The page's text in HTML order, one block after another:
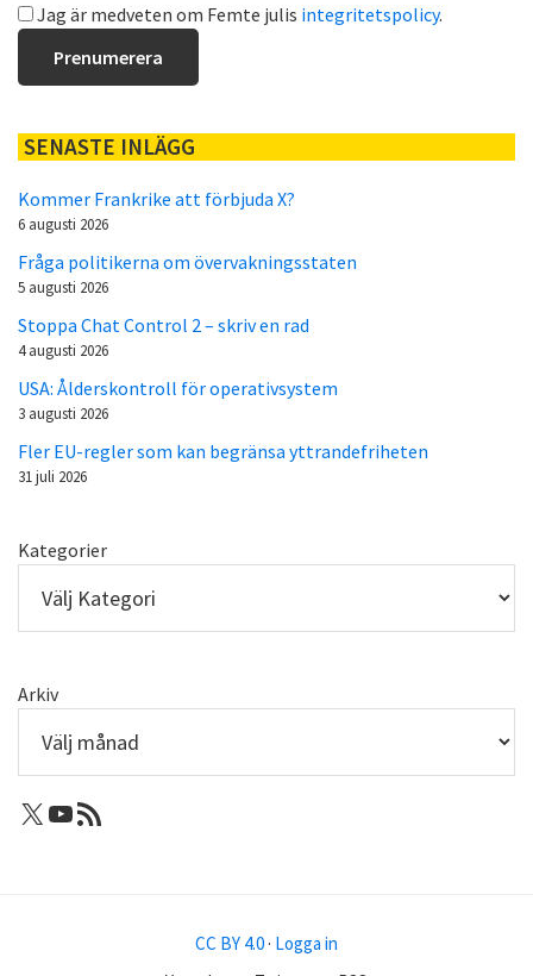
Jag är medveten om Femte julis integritetspolicy.
SENASTE INLÄGG
Kommer Frankrike att förbjuda X?
6 augusti 2026
Fråga politikerna om övervakningsstaten
5 augusti 2026
Stoppa Chat Control 2 – skriv en rad
4 augusti 2026
USA: Ålderskontroll för operativsystem
3 augusti 2026
Fler EU-regler som kan begränsa yttrandefriheten
31 juli 2026
Kategorier
Arkiv
X: Femtejuli
Youtube
RSS-flöde
CC BY 4.0 · Logga in